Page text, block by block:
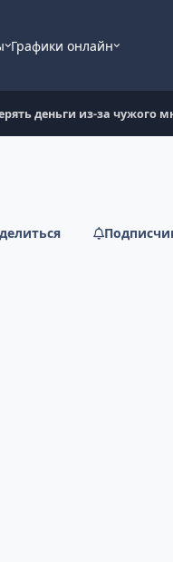
Графики онлайн
деньги из-за чужого